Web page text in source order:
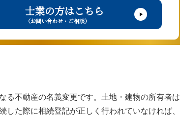
士業の方はこちら
（お問い合わせ・ご相談）
る不動産の名義変更です。土地・建物の所有者は
た際に相続登記が正しく行われていなければ、